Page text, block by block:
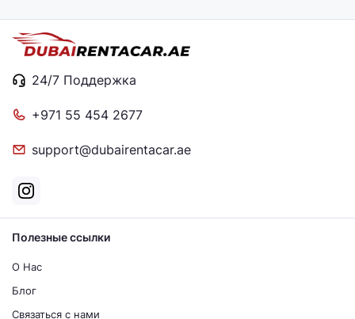
24/7 Поддержка
+971 55 454 2677
support@dubairentacar.ae
Полезные ссылки
О Нас
Блог
Связаться с нами